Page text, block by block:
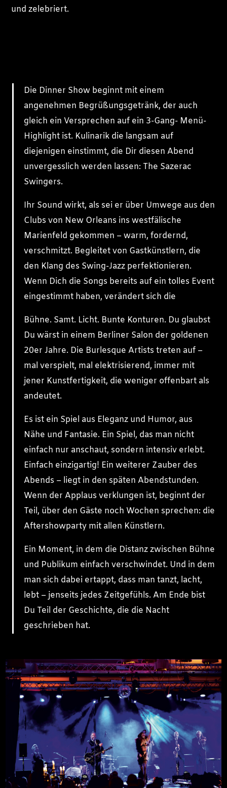
und zelebriert.
Die Dinner Show beginnt mit einem
angenehmen Begrüßungsgetränk, der auch
gleich ein Versprechen auf ein 3-Gang- Menü-
Highlight ist. Kulinarik die langsam auf
diejenigen einstimmt, die Dir diesen Abend
unvergesslich werden lassen: The Sazerac
Swingers.
Ihr Sound wirkt, als sei er über Umwege aus den
Clubs von New Orleans ins westfälische
Marienfeld gekommen – warm, fordernd,
verschmitzt. Begleitet von Gastkünstlern, die
den Klang des Swing-Jazz perfektionieren.
Wenn Dich die Songs bereits auf ein tolles Event
eingestimmt haben, verändert sich die
Bühne. Samt. Licht. Bunte Konturen. Du glaubst
Du wärst in einem Berliner Salon der goldenen
20er Jahre. Die Burlesque Artists treten auf –
mal verspielt, mal elektrisierend, immer mit
jener Kunstfertigkeit, die weniger offenbart als
andeutet.
Es ist ein Spiel aus Eleganz und Humor, aus
Nähe und Fantasie. Ein Spiel, das man nicht
einfach nur anschaut, sondern intensiv erlebt.
Einfach einzigartig! Ein weiterer Zauber des
Abends – liegt in den späten Abendstunden.
Wenn der Applaus verklungen ist, beginnt der
Teil, über den Gäste noch Wochen sprechen: die
Aftershowparty mit allen Künstlern.
Ein Moment, in dem die Distanz zwischen Bühne
und Publikum einfach verschwindet. Und in dem
man sich dabei ertappt, dass man tanzt, lacht,
lebt – jenseits jedes Zeitgefühls. Am Ende bist
Du Teil der Geschichte, die die Nacht
geschrieben hat.